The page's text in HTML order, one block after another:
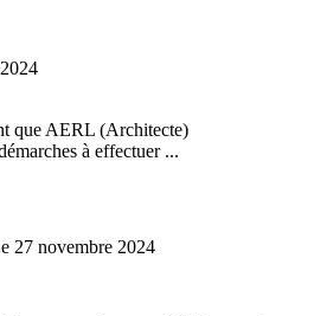
que AERL (Architecte)
à effectuer ...
27 novembre 2024